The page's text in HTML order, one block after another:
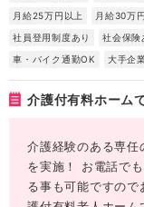
月給25万円以上
月給30万
社員登用制度あり
社会保険
車・バイク通勤OK
大手企
介護付有料ホーム
介護経験のある専任
を実施！ お電話で
る事も可能ですの